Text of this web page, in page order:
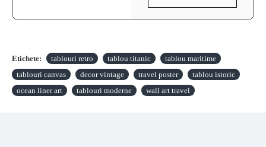
Etichete: tablouri retro tablou titanic
tablou maritime
tablouri canvas
decor vintage travel poster
tablou istoric
ocean liner art
tablouri moderne wall art travel